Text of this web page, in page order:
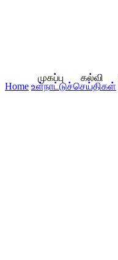
முகப்பு கல்வி
Home உள்நாட்டுச்செய்திகள்